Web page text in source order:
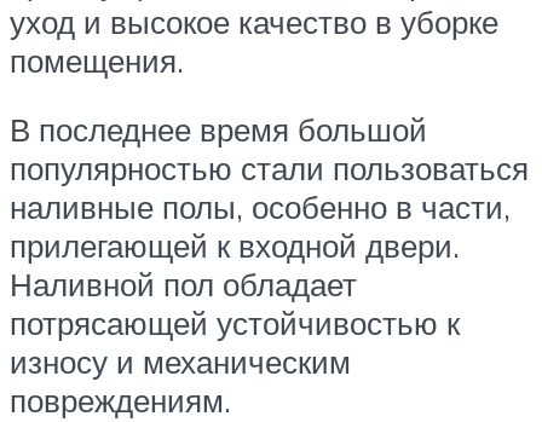
уход и высокое качество в уборке
помещения.
В последнее время большой
популярностью стали пользоваться
наливные полы, особенно в части,
прилегающей к входной двери.
Наливной пол обладает
потрясающей устойчивостью к
износу и механическим
повреждениям.